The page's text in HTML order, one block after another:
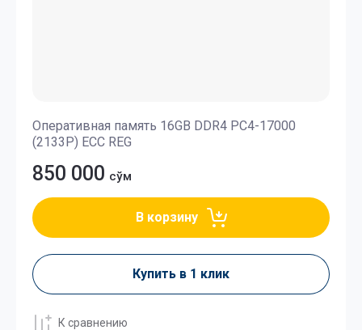
Оперативная память 16GB DDR4 PC4-17000
(2133P) ECC REG
850 000 сўм
В корзину
Купить в 1 клик
К сравнению